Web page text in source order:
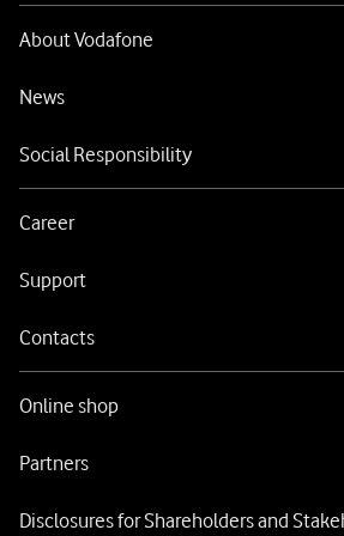
About Vodafone
News
Social Responsibility
Career
Support
Contacts
Online shop
Partners
Disclosures for Shareholders and